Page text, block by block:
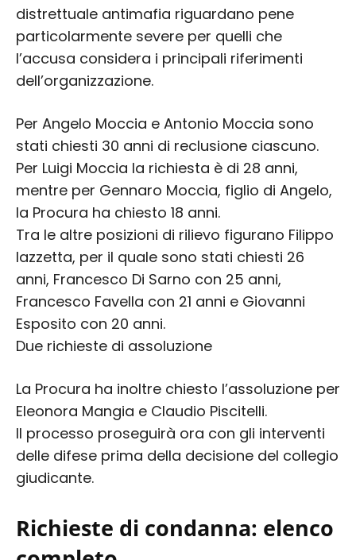
distrettuale antimafia riguardano pene
particolarmente severe per quelli che
l’accusa considera i principali riferimenti
dell’organizzazione.
Per Angelo Moccia e Antonio Moccia sono
stati chiesti 30 anni di reclusione ciascuno.
Per Luigi Moccia la richiesta è di 28 anni,
mentre per Gennaro Moccia, figlio di Angelo,
la Procura ha chiesto 18 anni.
Tra le altre posizioni di rilievo figurano Filippo
Iazzetta, per il quale sono stati chiesti 26
anni, Francesco Di Sarno con 25 anni,
Francesco Favella con 21 anni e Giovanni
Esposito con 20 anni.
Due richieste di assoluzione
La Procura ha inoltre chiesto l’assoluzione per
Eleonora Mangia e Claudio Piscitelli.
Il processo proseguirà ora con gli interventi
delle difese prima della decisione del collegio
giudicante.
Richieste di condanna: elenco